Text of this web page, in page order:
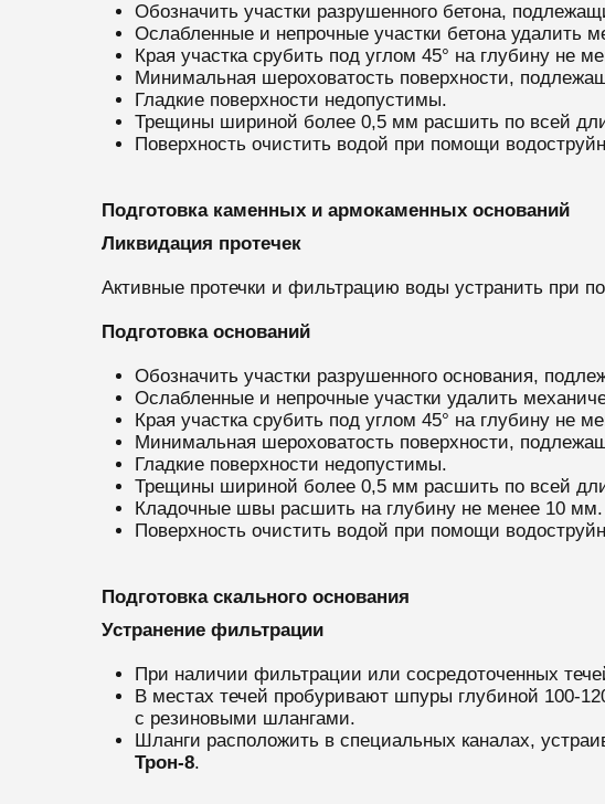
Обозначить участки разрушенного бетона,
Ослабленные и непрочные участки бетона удалить
Края участка срубить под углом 45° на глубину не
Минимальная шероховатость поверхности,
Гладкие поверхности недопустимы.
Трещины шириной более 0,5 мм расшить по всей
Поверхность очистить водой при помощи
Подготовка каменных и армокаменных оснований
Ликвидация протечек
Активные протечки и фильтрацию воды устранить при
Подготовка оснований
Обозначить участки разрушенного основания,
Ослабленные и непрочные участки удалить
Края участка срубить под углом 45° на глубину не
Минимальная шероховатость поверхности,
Гладкие поверхности недопустимы.
Трещины шириной более 0,5 мм расшить по всей
Кладочные швы расшить на глубину не менее 10 мм.
Поверхность очистить водой при помощи
Подготовка скального основания
Устранение фильтрации
При наличии фильтрации или сосредоточенных
В местах течей пробуривают шпуры глубиной 100-
с резиновыми шлангами.
Шланги расположить в специальных каналах,
Трон-8.